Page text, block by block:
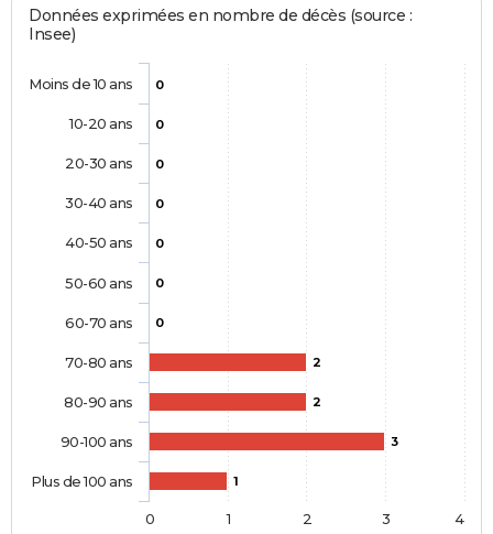
Données exprimées en nombre de décès (source :
Insee)
0
0
0
0
0
0
0
2
2
3
1
Moins de 10 ans
10-20 ans
20-30 ans
30-40 ans
40-50 ans
50-60 ans
60-70 ans
70-80 ans
80-90 ans
90-100 ans
Plus de 100 ans
0 1 2 3 4